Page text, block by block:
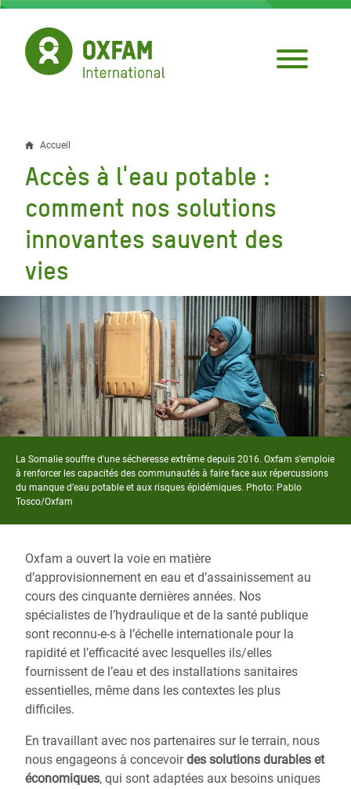
Aller
contenu
principal
Fil
d'Ariane
Accueil
Accès à l'eau potable :
comment nos solutions
innovantes sauvent des
vies
La Somalie souffre d'une sécheresse extrême depuis 2016. Oxfam s’emploie
à renforcer les capacités des communautés à faire face aux répercussions
du manque d’eau potable et aux risques épidémiques. Photo: Pablo
Tosco/Oxfam
Oxfam a ouvert la voie en matière
d’approvisionnement en eau et d’assainissement au
cours des cinquante dernières années. Nos
spécialistes de l’hydraulique et de la santé publique
sont reconnu-e-s à l’échelle internationale pour la
rapidité et l’efficacité avec lesquelles ils/elles
fournissent de l’eau et des installations sanitaires
essentielles, même dans les contextes les plus
difficiles.
En travaillant avec nos partenaires sur le terrain, nous
nous engageons à concevoirdes solutions durables et
économiques, qui sont adaptées aux besoins uniques